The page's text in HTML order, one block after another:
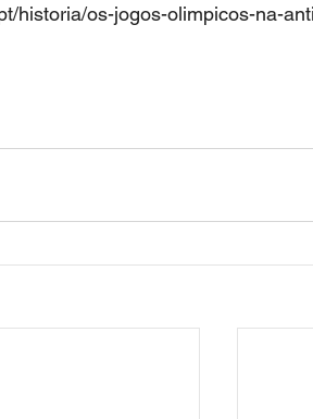
historia/os-jogos-olimpicos-na-